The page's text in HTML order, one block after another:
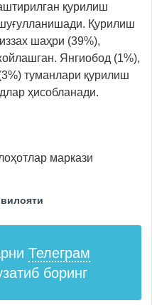
қурилиш
Қурилиш
шаҳри (39%),
Янгиобод (1%),
туманлари қурилиш
ҳисобланади.
маркази
Телеграм
боринг